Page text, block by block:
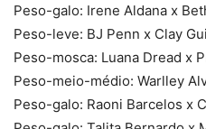
Peso-galo: Irene Aldana x
Peso-leve: BJ Penn x Clay
Peso-mosca: Luana Dread x
Peso-meio-médio: Warlley
Peso-galo: Raoni Barcelos x